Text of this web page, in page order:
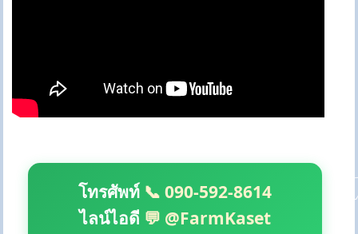
โทรศัพท์ 📞 090-592-8614
ไลน์ไอดี 💬 @FarmKaset